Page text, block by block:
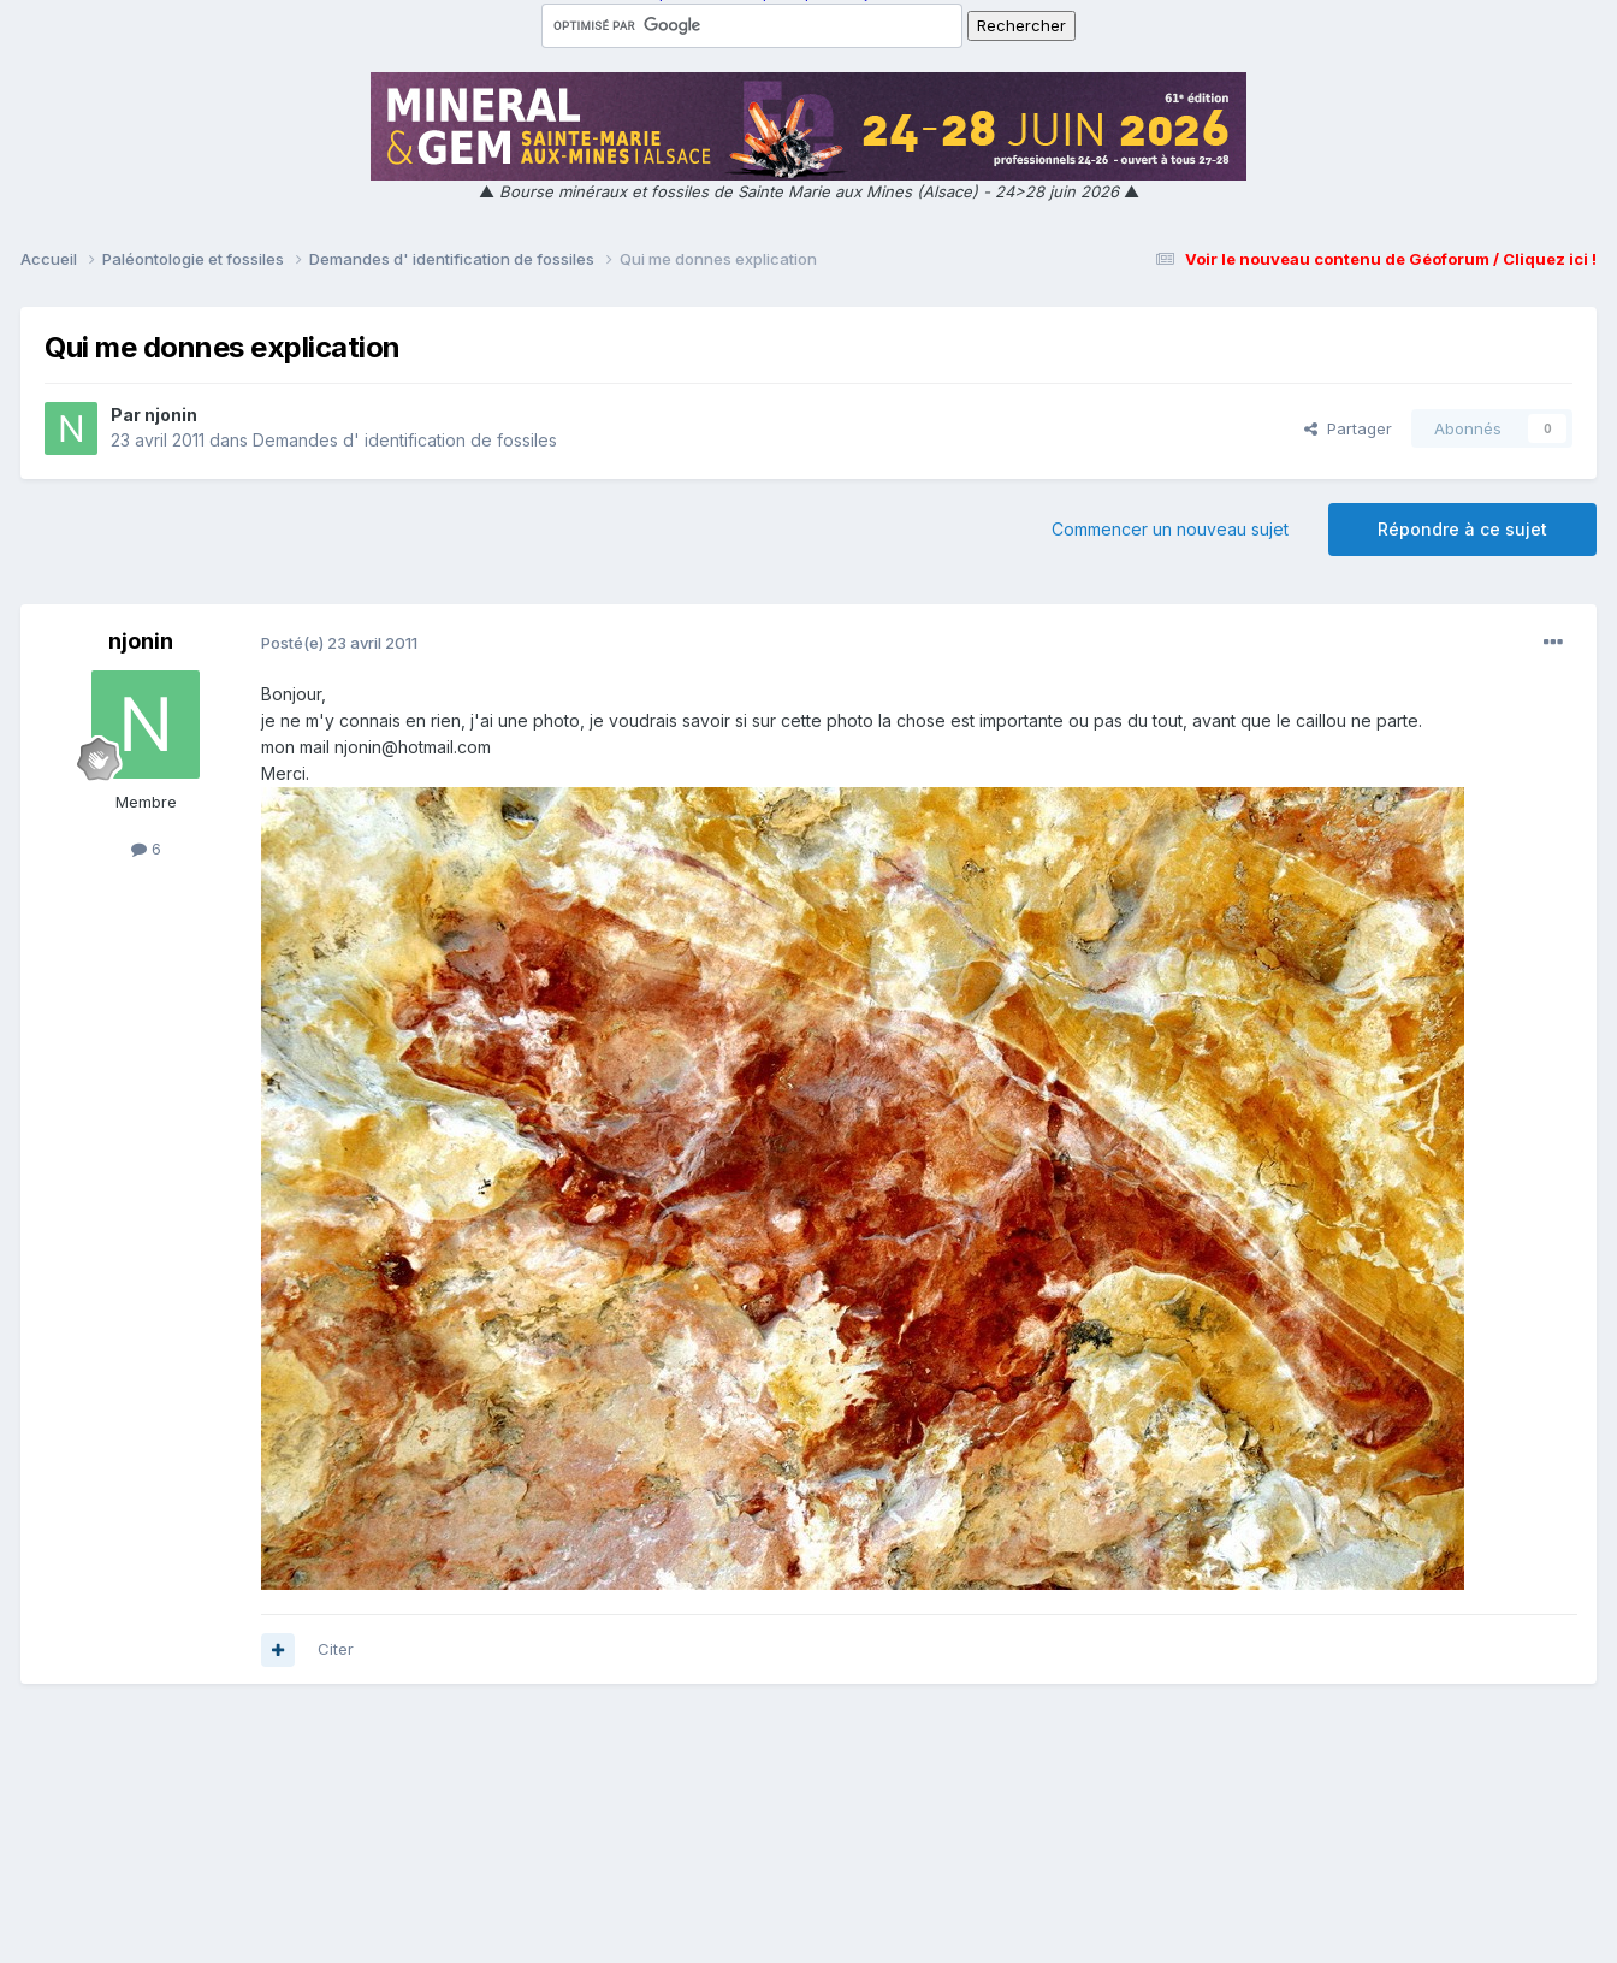
▲ Bourse minéraux et fossiles de Sainte Marie aux Mines (Alsace) - 24>28 juin 2026▲
Voir le nouveau contenu de Géoforum / Cliquez ici !
Accueil Paléontologie et fossiles Demandes d' identification de fossiles Qui me donnes explication
Qui me donnes explication
Par njonin
23 avril 2011 dans Demandes d' identification de fossiles
Partager Abonnés 0
Répondre à ce sujet
Commencer un nouveau sujet
njonin
Membre
6
Posté(e) 23 avril 2011
Bonjour,
je ne m'y connais en rien, j'ai une photo, je voudrais savoir si sur cette photo la chose est importante ou pas du tout, avant que le caillou ne parte.
mon mail njonin@hotmail.com
Merci.
Citer